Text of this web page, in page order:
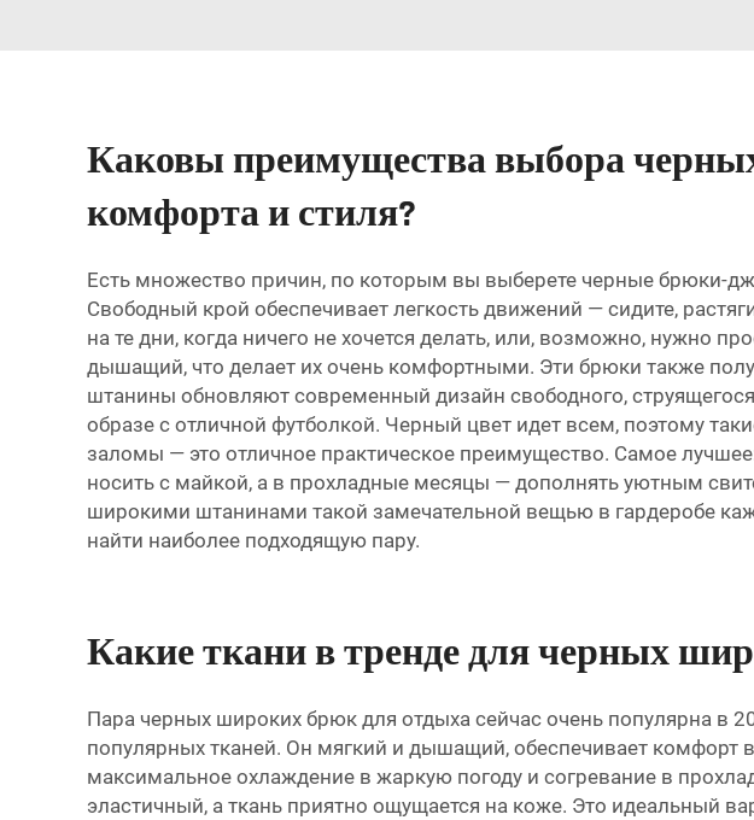
Каковы преимущества выбора
комфорта и стиля?
Есть множество причин, по которым вы выберете черные брюки-
Свободный крой обеспечивает легкость движений — сидите,
на те дни, когда ничего не хочется делать, или, возможно, нужно
дышащий, что делает их очень комфортными. Эти брюки также
штанины обновляют современный дизайн свободного,
образе с отличной футболкой. Черный цвет идет всем, поэтому
заломы — это отличное практическое преимущество. Самое
носить с майкой, а в прохладные месяцы — дополнять уютным
широкими штанинами такой замечательной вещью в гардеробе
найти наиболее подходящую пару.
Какие ткани в тренде для черных
Пара черных широких брюк для отдыха сейчас очень популярна в
популярных тканей. Он мягкий и дышащий, обеспечивает комфорт
максимальное охлаждение в жаркую погоду и согревание в
эластичный, а ткань приятно ощущается на коже. Это идеальный